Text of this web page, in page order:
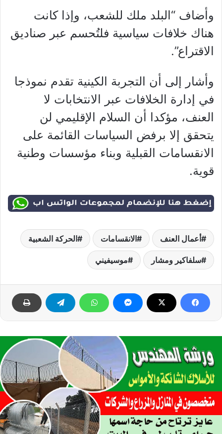
وأضاف “البلد ملك للشعب، وإذا كانت
هناك خلافات سياسية فلتُحسم عبر صناديق
الاقتراع”.
وأشار إلى أن التجربة الكينية تقدم نموذجا
في إدارة الخلافات عبر الانتخابات لا
العنف، مؤكدا أن السلام الإقليمي لن
يتحقق إلا برفض السياسات القائمة على
الانقسامات القبلية وبناء مؤسسات وطنية
قوية.
أعمال العنف الانقسامات الحركة الشعبية
سلفاكير ومشار موسيفيني